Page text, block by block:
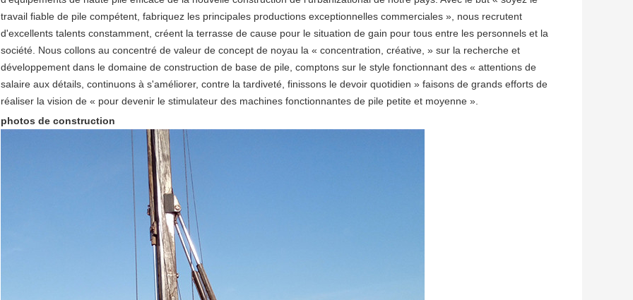
travail fiable de pile compétent, fabriquez les principales productions exceptionnelles commerciales », nous recrutent
d'excellents talents constamment, créent la terrasse de cause pour le situation de gain pour tous entre les personnels et la
société. Nous collons au concentré de valeur de concept de noyau la « concentration, créative, » sur la recherche et
développement dans le domaine de construction de base de pile, comptons sur le style fonctionnant des « attentions de
salaire aux détails, continuons à s'améliorer, contre la tardiveté, finissons le devoir quotidien » faisons de grands efforts de
réaliser la vision de « pour devenir le stimulateur des machines fonctionnantes de pile petite et moyenne ».
photos de construction